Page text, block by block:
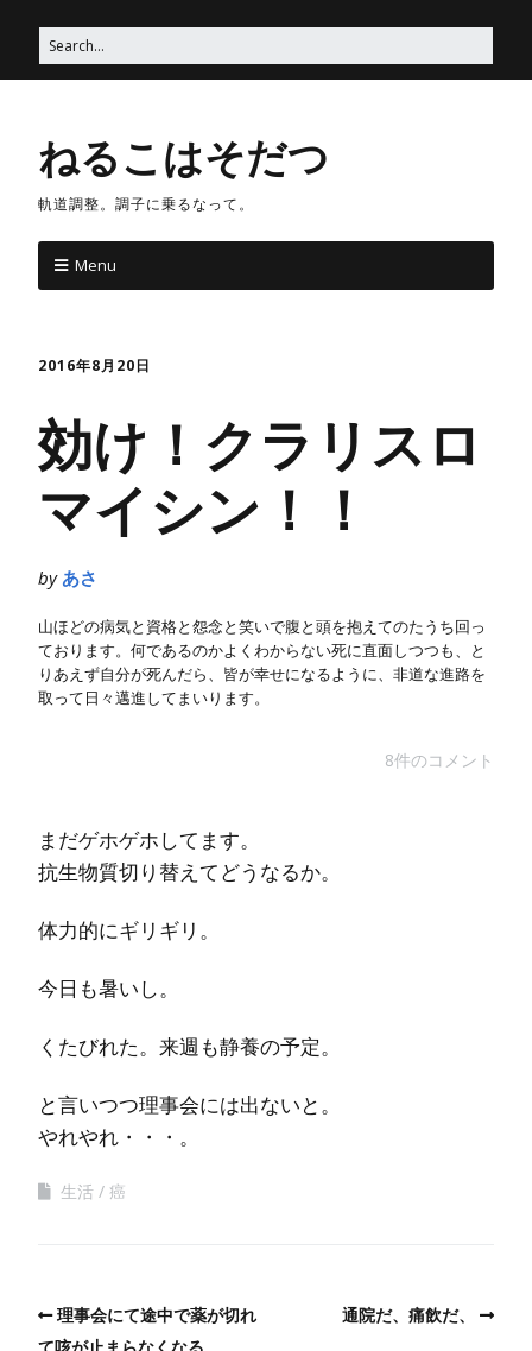
ねるこはそだつ
軌道調整。調子に乗るなって。
Menu
2016年8月20日
効け！クラリスロ
マイシン！！
by あさ
山ほどの病気と資格と怨念と笑いで腹と頭を抱えてのたうち回っ
ております。何であるのかよくわからない死に直面しつつも、と
りあえず自分が死んだら、皆が幸せになるように、非道な進路を
取って日々邁進してまいります。
8件のコメント
まだゲホゲホしてます。
抗生物質切り替えてどうなるか。
体力的にギリギリ。
今日も暑いし。
くたびれた。来週も静養の予定。
と言いつつ理事会には出ないと。
やれやれ・・・。
生活 癌
理事会にて途中で薬が切れ
て咳が止まらなくなる
通院だ、痛飲だ、